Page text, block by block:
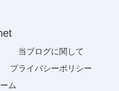
当ブログに関して
プライバシーポリシー
ム